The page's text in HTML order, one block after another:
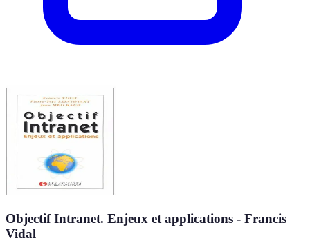
Objectif Intranet. Enjeux et applications - Francis
Vidal